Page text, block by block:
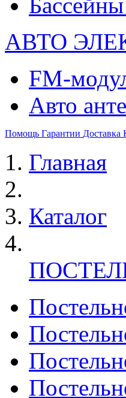
АВТО
FM-
Авто
Помощь Гарантии Доставка
Главная
Каталог